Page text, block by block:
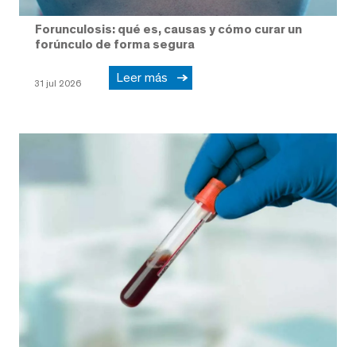
Forunculosis: qué es, causas y cómo curar un
forúnculo de forma segura
31 jul 2026 Leer más